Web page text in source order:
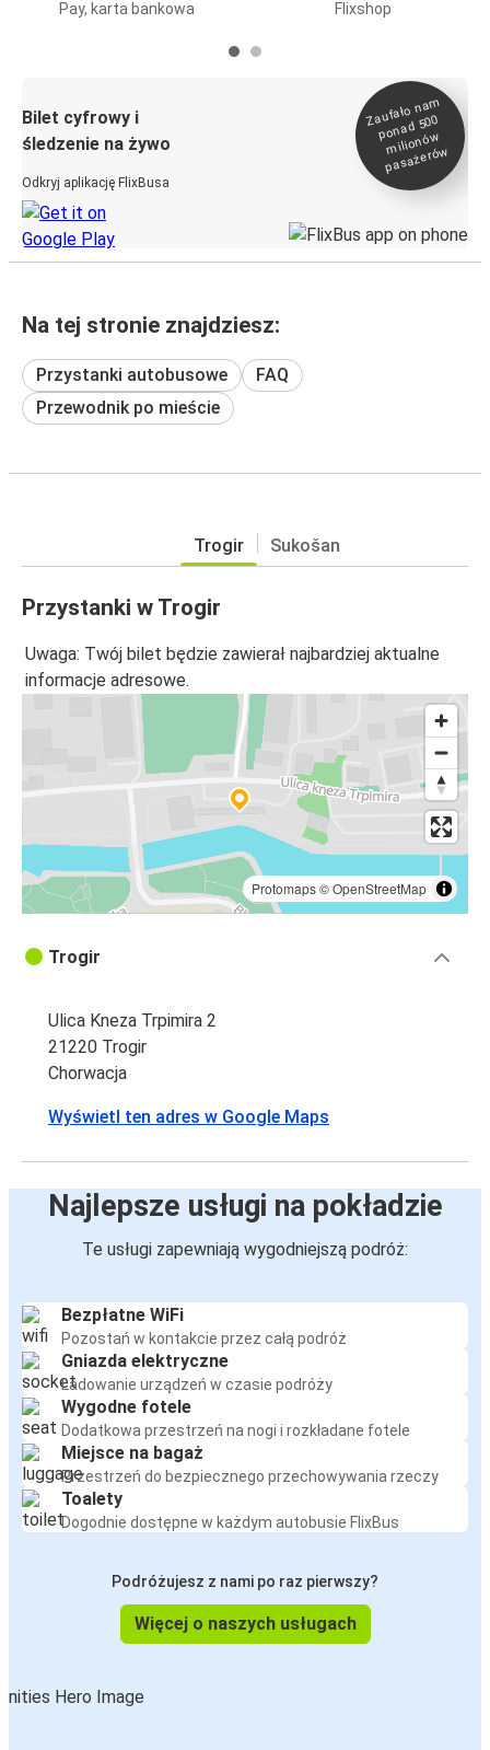
Pay, karta bankowa
Flixshop
Bilet cyfrowy i
śledzenie na żywo
Odkryj aplikację FlixBusa
Zaufało na
m
ponad 500
milionó
w
pasażeró
w
Na tej stronie znajdziesz:
Przystanki autobusowe
FAQ
Przewodnik po mieście
Trogir Sukošan
Przystanki w Trogir
Uwaga: Twój bilet będzie zawierał najbardziej aktualne
informacje adresowe.
Protomaps©OpenStreetMap
Trogir
Ulica Kneza Trpimira 2
21220 Trogir
Chorwacja
Wyświetl ten adres w Google Maps
Najlepsze usługi na pokładzie
Te usługi zapewniają wygodniejszą podróż:
Bezpłatne WiFi
Pozostań w kontakcie przez całą podróż
Gniazda elektryczne
Ładowanie urządzeń w czasie podróży
Wygodne fotele
Dodatkowa przestrzeń na nogi i rozkładane fotele
Miejsce na bagaż
Przestrzeń do bezpiecznego przechowywania rzeczy
Toalety
Dogodnie dostępne w każdym autobusie FlixBus
Podróżujesz z nami po raz pierwszy?
Więcej o naszych usługach